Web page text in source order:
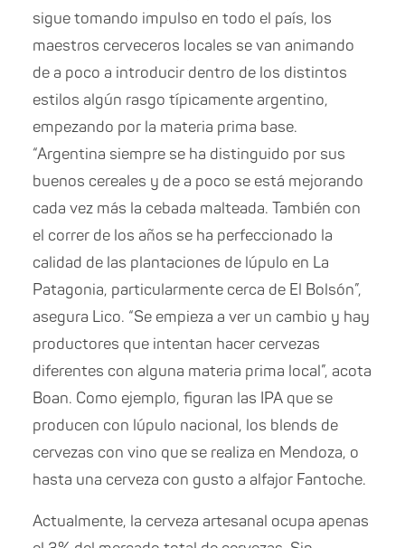
sigue tomando impulso en todo el país, los
maestros cerveceros locales se van animando
de a poco a introducir dentro de los distintos
estilos algún rasgo típicamente argentino,
empezando por la materia prima base.
“Argentina siempre se ha distinguido por sus
buenos cereales y de a poco se está mejorando
cada vez más la cebada malteada. También con
el correr de los años se ha perfeccionado la
calidad de las plantaciones de lúpulo en La
Patagonia, particularmente cerca de El Bolsón”,
asegura Lico. “Se empieza a ver un cambio y hay
productores que intentan hacer cervezas
diferentes con alguna materia prima local”, acota
Boan. Como ejemplo, figuran las IPA que se
producen con lúpulo nacional, los blends de
cervezas con vino que se realiza en Mendoza, o
hasta una cerveza con gusto a alfajor Fantoche.
Actualmente, la cerveza artesanal ocupa apenas